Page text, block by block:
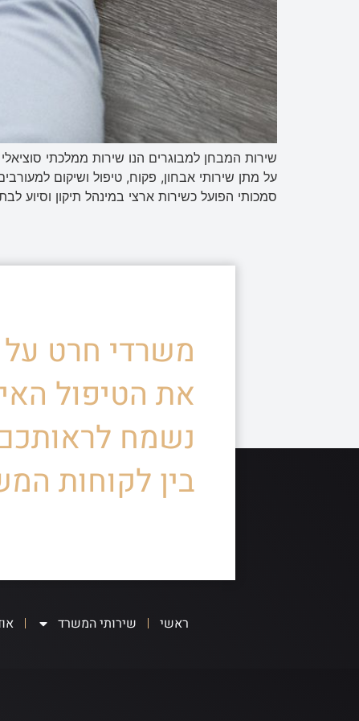
שירות המבחן למבוגרים הנו שירות ממלכתי
סמכותי הפועל כשירות ארצי במינהל תיקון
משרדי חרט על
את הטיפול
נשמח
בין לקוחות
ראשי שירותי המשרד